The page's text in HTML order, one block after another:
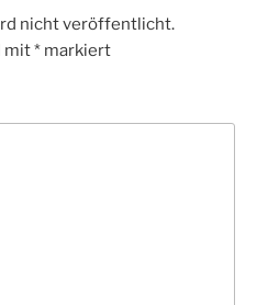
nicht veröffentlicht.
mit* markiert